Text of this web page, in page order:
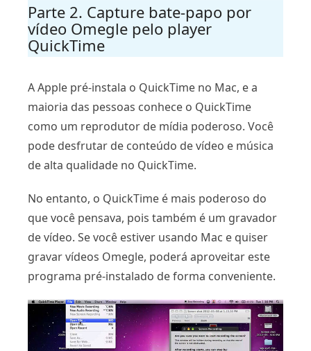
Parte 2. Capture bate-papo por
vídeo Omegle pelo player
QuickTime
A Apple pré-instala o QuickTime no Mac, e a
maioria das pessoas conhece o QuickTime
como um reprodutor de mídia poderoso. Você
pode desfrutar de conteúdo de vídeo e música
de alta qualidade no QuickTime.
No entanto, o QuickTime é mais poderoso do
que você pensava, pois também é um gravador
de vídeo. Se você estiver usando Mac e quiser
gravar vídeos Omegle, poderá aproveitar este
programa pré-instalado de forma conveniente.